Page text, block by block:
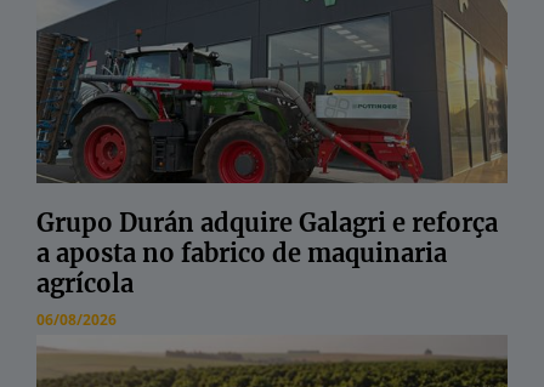
Grupo Durán adquire Galagri e reforça
a aposta no fabrico de maquinaria
agrícola
06/08/2026